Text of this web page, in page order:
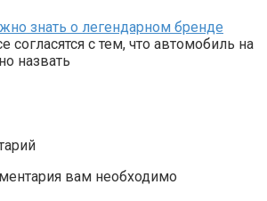
знать о легендарном бренде
с тем, что автомобиль на
назвать
вам необходимо